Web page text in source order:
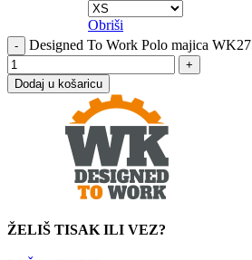
Obriši
Designed To Work Polo majica
Dodaj u košaricu
ŽELIŠ TISAK ILI VEZ?